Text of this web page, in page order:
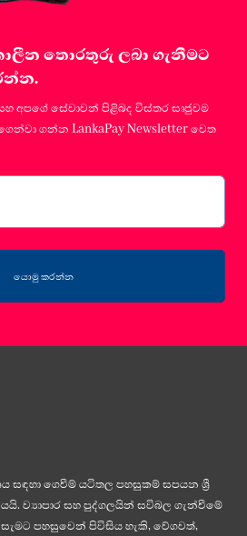
තොරතුරු ලබා ගැනීමට
අපගේ සේවාවන් පිළිබද විස්තර සෘජුවම
ගන්න LankaPay Newsletter වෙත
යොමු කරන්න
සඳහා ගෙවීම් යටිතල පහසුකම් සපයන ශ්‍රී
ව්‍යාපාර සහ පුද්ගලයින් සවිබල ගැන්වීමේ
පහසුවෙන් පිවිසිය හැකි, වේගවත්,